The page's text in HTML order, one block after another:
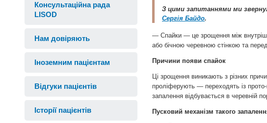
Консультаційна рада
LISOD
Нам довіряють
Іноземним пацієнтам
Відгуки пацієнтів
Історії пацієнтів
З цими запитаннями ми
Сергія Байдо.
— Спайки — це зрощення між
або бічною черевною стінкою та
Причини появи спайок
Ці зрощення виникають з різних
проліферують — переходять із
запалення відбувається в черевній
Пусковий механізм такого